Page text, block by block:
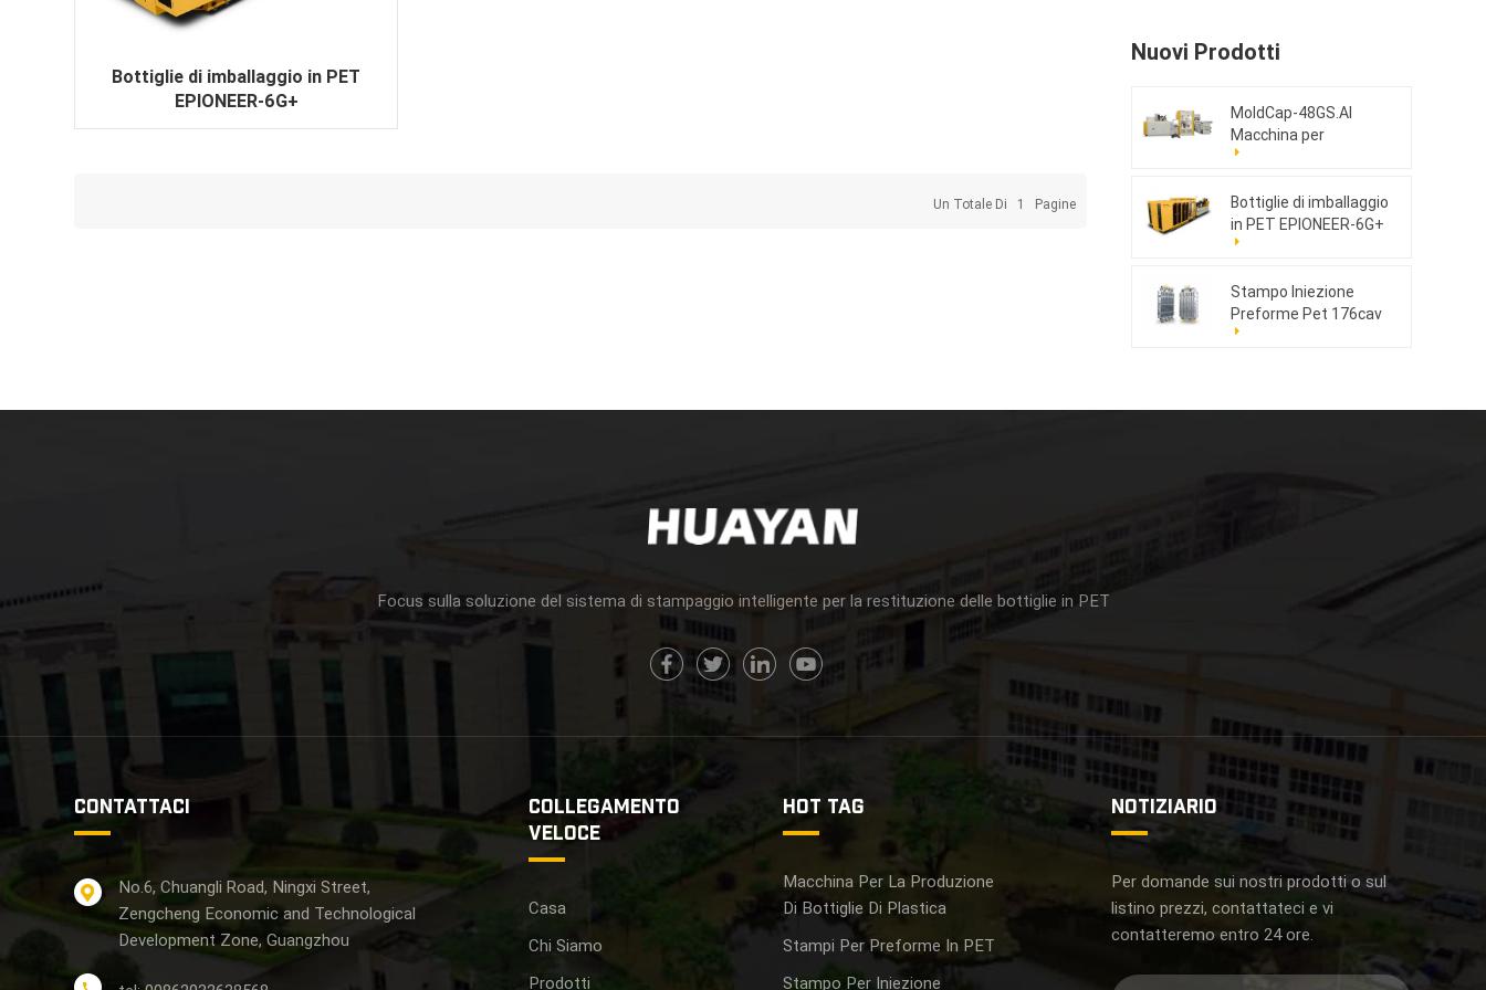
Bottiglie di imballaggio in PET
EPIONEER-6G+
Un Totale Di 1 Pagine
Nuovi Prodotti
MoldCap-48GS.AI
Macchina per
stampaggio a
ad alta velocità
Bottiglie di imballaggio
in PET EPIONEER-6G+
Stampo Iniezione
Preforme Pet 176cav
Focus sulla soluzione del sistema di stampaggio intelligente per la restituzione delle bottiglie in PET
CONTATTACI
No.6, Chuangli Road, Ningxi Street,
Zengcheng Economic and Technological
Development Zone, Guangzhou
COLLEGAMENTO
VELOCE
Casa
Chi Siamo
Prodotti
HOT TAG
Macchina Per La Produzione
Di Bottiglie Di Plastica
Stampi Per Preforme In PET
Stampo Per Iniezione
NOTIZIARIO
Per domande sui nostri prodotti o sul
listino prezzi, contattateci e vi
contatteremo entro 24 ore.